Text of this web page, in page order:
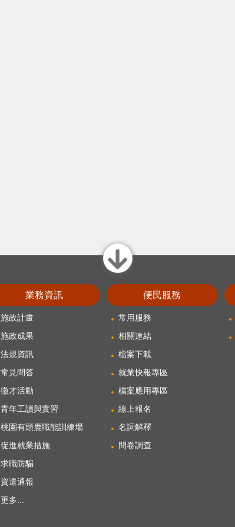
業務資訊
施政計畫
施政成果
法規資訊
常見問答
徵才活動
青年工讀與實習
桃園有頭鹿職能訓練場
促進就業措施
求職防騙
資遣通報
更多...
便民服務
常用服務
相關連結
檔案下載
就業快報專區
檔案應用專區
線上報名
名詞解釋
問卷調查